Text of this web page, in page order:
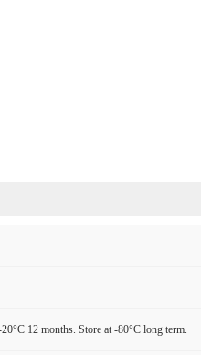
12 months. Store at -80°C long term.